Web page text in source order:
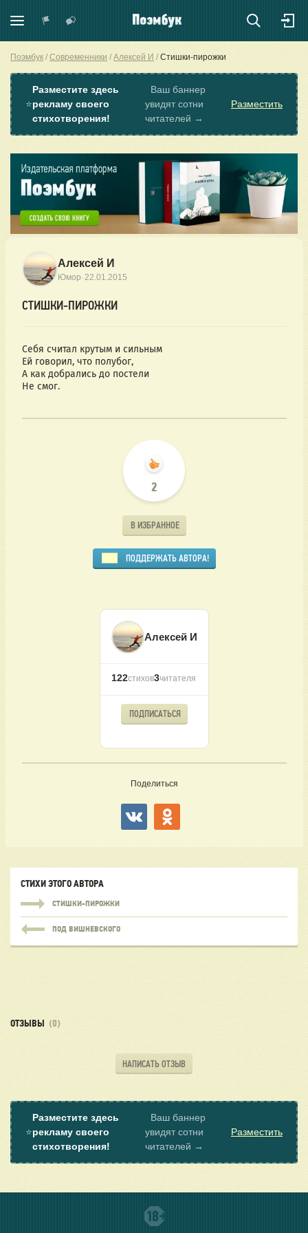
Поэмбук Современники Алексей И Стишки-пирожки
⭐
Разместите здесь
рекламу своего
стихотворения!
Ваш баннер
увидят сотни
читателей →
Разместить
Алексей И
Юмор ·22.01.2015
СТИШКИ-ПИРОЖКИ
Себя считал крутым и сильным
Ей говорил, что полубог,
А как добрались до постели
Не смог.
2
В ИЗБРАННОЕ
ПОДДЕРЖАТЬ АВТОРА!
Алексей И
122стихов3читателя
ПОДПИСАТЬСЯ
Поделиться
СТИХИ ЭТОГО АВТОРА
СТИШКИ-ПИРОЖКИ
ПОД ВИШНЕВСКОГО
ОТЗЫВЫ (0)
НАПИСАТЬ ОТЗЫВ
⭐
Разместите здесь
рекламу своего
стихотворения!
Ваш баннер
увидят сотни
читателей →
Разместить